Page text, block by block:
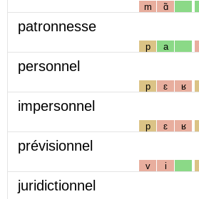
m ɑ̃
patronnesse
p a
personnel
p ɛ ʁ
impersonnel
p ɛ ʁ
prévisionnel
v i
juridictionnel